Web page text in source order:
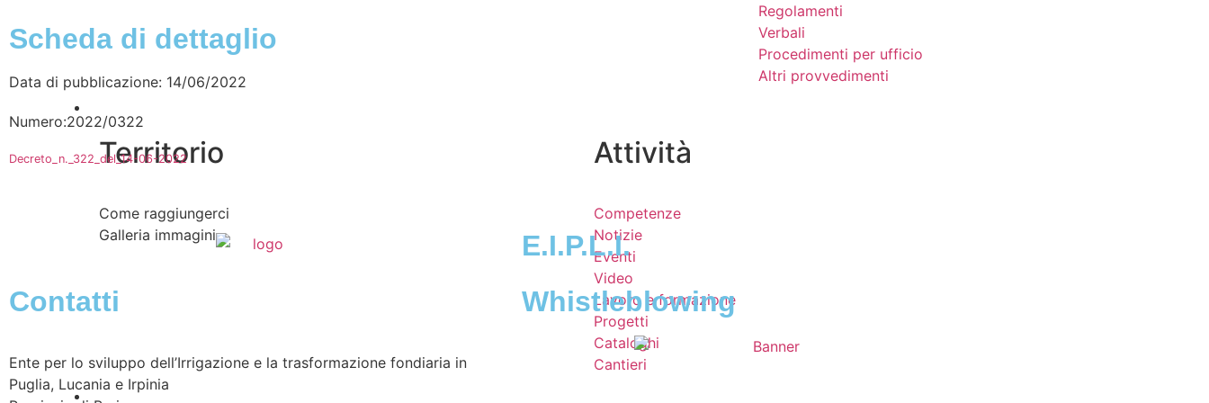
Regolamenti
Verbali
Procedimenti per ufficio
Altri provvedimenti
Territorio
Come raggiungerci
Galleria immagini
Attività
Competenze
Notizie
Eventi
Video
Lavoro e formazione
Progetti
Cataloghi
Cantieri
Informazioni
Scheda di dettaglio
Data di pubblicazione: 14/06/2022
Numero:2022/0322
Decreto_n._322_del_14-06-2022
E.I.P.L.I.
Contatti
Ente per lo sviluppo dell’Irrigazione e la trasformazione fondiaria in
Puglia, Lucania e Irpinia
Whistleblowing